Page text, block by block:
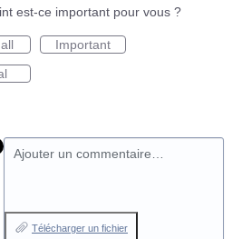
est-ce important pour vous ?
Important
Ajouter un commentaire…
Télécharger un fichier